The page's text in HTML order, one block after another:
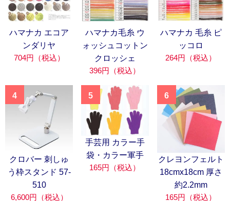
ハマナカ エコア
ンダリヤ
704円（税込）
ハマナカ毛糸 ウ
ォッシュコットン
クロッシェ
396円（税込）
ハマナカ 毛糸 ピ
ッコロ
264円（税込）
4
クロバー 刺しゅ
う枠スタンド 57-
510
6,600円（税込）
5
手芸用 カラー手
袋・カラー軍手
165円（税込）
6
クレヨンフェルト
18cmx18cm 厚さ
約2.2mm
165円（税込）